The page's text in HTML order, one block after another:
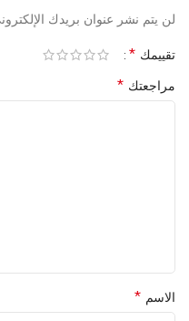
لن يتم نشر عنوان بريدك
تقييمك *
مراجعتك *
الاسم *